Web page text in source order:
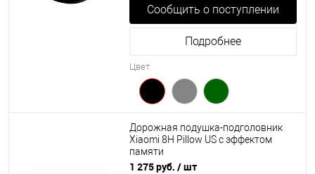
Сообщить о поступлении
Подробнее
Цвет
Дорожная подушка-подголовник
Xiaomi 8H Pillow US с эффектом
памяти
1 275 руб. / шт